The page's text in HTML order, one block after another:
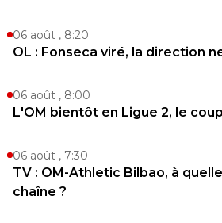
06 août , 8:20
OL : Fonseca viré, la direction
06 août , 8:00
L'OM bientôt en Ligue 2, le
06 août , 7:30
TV : OM-Athletic Bilbao, à
chaîne ?